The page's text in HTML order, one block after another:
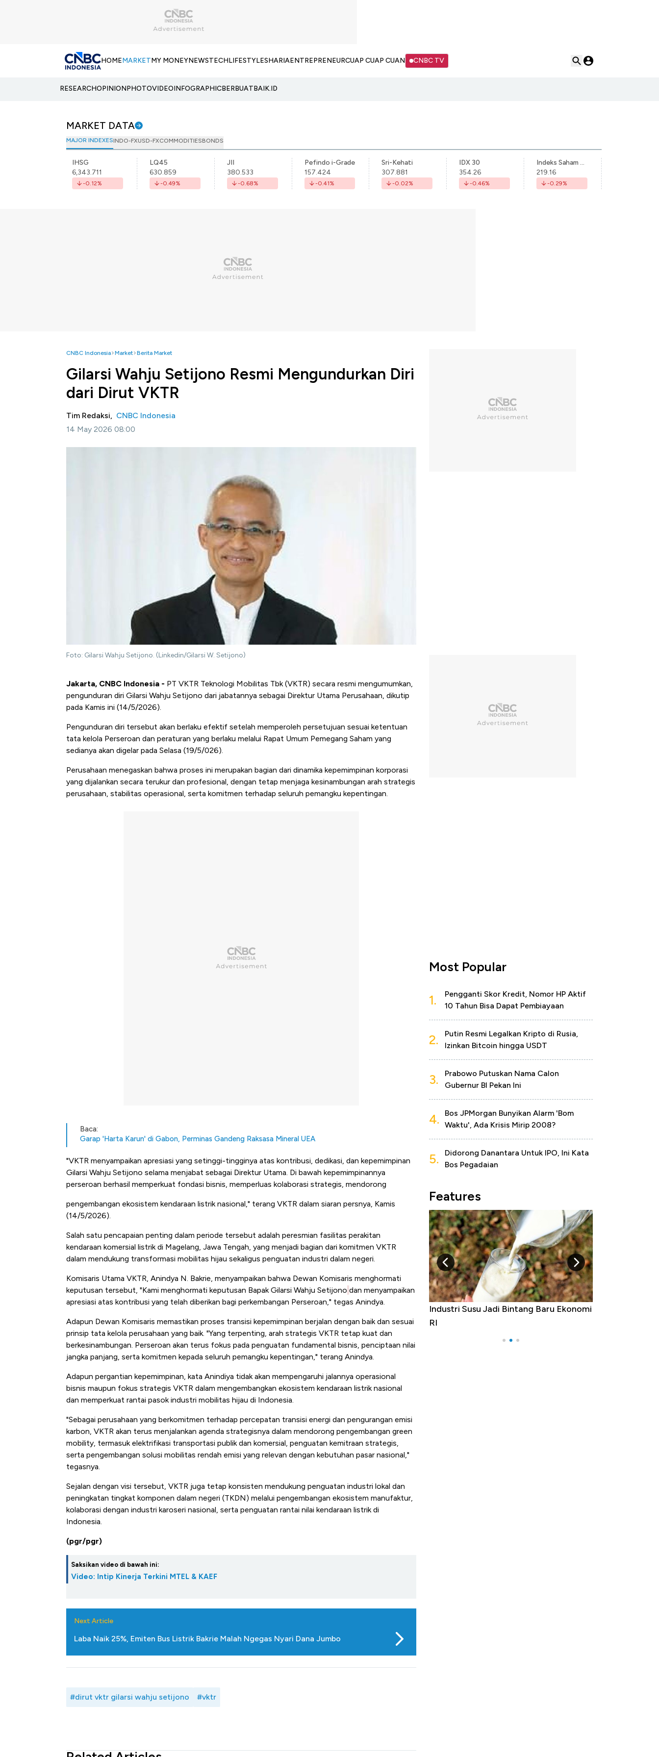
HOMEMARKETMY MONEYNEWSTECHLIFESTYLESHARIAENTREPRENEURCUAP CUAP CUAN CNBC TV
RESEARCHOPINIONPHOTOVIDEOINFOGRAPHICBERBUATBAIK.ID
MARKET DATA
MAJOR INDEXESINDO-FXUSD-FXCOMMODITIESBONDS
IHSG
6,343.711
-0.12%
LQ45
630.859
-0.49%
JII
380.533
-0.68%
Pefindo i-Grade
157.424
-0.41%
Sri-Kehati
307.881
-0.02%
IDX 30
354.26
-0.46%
Indeks Saham Syariah Indonesia
219.16
-0.29%
CNBC Indonesia Market Berita Market
Gilarsi Wahju Setijono Resmi Mengundurkan Diri
dari Dirut VKTR
Tim Redaksi, CNBC Indonesia
14 May 2026 08:00
Foto: Gilarsi Wahju Setijono. (Linkedin/Gilarsi W. Setijono)
Jakarta, CNBC Indonesia - PT VKTR Teknologi Mobilitas Tbk (VKTR) secara resmi mengumumkan,
pengunduran diri Gilarsi Wahju Setijono dari jabatannya sebagai Direktur Utama Perusahaan, dikutip
pada Kamis ini (14/5/2026).
Pengunduran diri tersebut akan berlaku efektif setelah memperoleh persetujuan sesuai ketentuan
tata kelola Perseroan dan peraturan yang berlaku melalui Rapat Umum Pemegang Saham yang
sedianya akan digelar pada Selasa (19/5/026).
Perusahaan menegaskan bahwa proses ini merupakan bagian dari dinamika kepemimpinan korporasi
yang dijalankan secara terukur dan profesional, dengan tetap menjaga kesinambungan arah strategis
perusahaan, stabilitas operasional, serta komitmen terhadap seluruh pemangku kepentingan.
Baca:
Garap 'Harta Karun' di Gabon, Perminas Gandeng Raksasa Mineral UEA
"VKTR menyampaikan apresiasi yang setinggi-tingginya atas kontribusi, dedikasi, dan kepemimpinan
Gilarsi Wahju Setijono selama menjabat sebagai Direktur Utama. Di bawah kepemimpinannya
perseroan berhasil memperkuat fondasi bisnis, memperluas kolaborasi strategis, mendorong
pengembangan ekosistem kendaraan listrik nasional," terang VKTR dalam siaran persnya, Kamis
(14/5/2026).
Salah satu pencapaian penting dalam periode tersebut adalah peresmian fasilitas perakitan
kendaraan komersial listrik di Magelang, Jawa Tengah, yang menjadi bagian dari komitmen VKTR
dalam mendukung transformasi mobilitas hijau sekaligus penguatan industri dalam negeri.
Komisaris Utama VKTR, Anindya N. Bakrie, menyampaikan bahwa Dewan Komisaris menghormati
keputusan tersebut, "Kami menghormati keputusan Bapak Gilarsi Wahju Setijono dan menyampaikan
apresiasi atas kontribusi yang telah diberikan bagi perkembangan Perseroan," tegas Anindya.
Adapun Dewan Komisaris memastikan proses transisi kepemimpinan berjalan dengan baik dan sesuai
prinsip tata kelola perusahaan yang baik. "Yang terpenting, arah strategis VKTR tetap kuat dan
berkesinambungan. Perseroan akan terus fokus pada penguatan fundamental bisnis, penciptaan nilai
jangka panjang, serta komitmen kepada seluruh pemangku kepentingan," terang Anindya.
Adapun pergantian kepemimpinan, kata Anindiya tidak akan mempengaruhi jalannya operasional
bisnis maupun fokus strategis VKTR dalam mengembangkan ekosistem kendaraan listrik nasional
dan memperkuat rantai pasok industri mobilitas hijau di Indonesia.
"Sebagai perusahaan yang berkomitmen terhadap percepatan transisi energi dan pengurangan emisi
karbon, VKTR akan terus menjalankan agenda strategisnya dalam mendorong pengembangan green
mobility, termasuk elektrifikasi transportasi publik dan komersial, penguatan kemitraan strategis,
serta pengembangan solusi mobilitas rendah emisi yang relevan dengan kebutuhan pasar nasional,"
tegasnya.
Sejalan dengan visi tersebut, VKTR juga tetap konsisten mendukung penguatan industri lokal dan
peningkatan tingkat komponen dalam negeri (TKDN) melalui pengembangan ekosistem manufaktur,
kolaborasi dengan industri karoseri nasional, serta penguatan rantai nilai kendaraan listrik di
Indonesia.
(pgr/pgr)
Saksikan video di bawah ini:
Video: Intip Kinerja Terkini MTEL & KAEF
Next Article
Laba Naik 25%, Emiten Bus Listrik Bakrie Malah Ngegas Nyari Dana Jumbo
#dirut vktr gilarsi wahju setijono #vktr
Most Popular
1.
Pengganti Skor Kredit, Nomor HP Aktif
10 Tahun Bisa Dapat Pembiayaan
2.
Putin Resmi Legalkan Kripto di Rusia,
Izinkan Bitcoin hingga USDT
3.
Prabowo Putuskan Nama Calon
Gubernur BI Pekan Ini
4.
Bos JPMorgan Bunyikan Alarm 'Bom
Waktu', Ada Krisis Mirip 2008?
5.
Didorong Danantara Untuk IPO, Ini Kata
Bos Pegadaian
Features
Bangkit dari Kubur! Bisnis Furniture &
Alas Kaki Tumbuh Double Digit
Industri Susu Jadi Bintang Baru Ekonomi
RI